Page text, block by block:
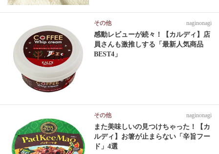
その他 naginonagi
感動レビューが続々！【カルディ】店
員さんも激推しする「最新人気商品
BEST4」
その他 naginonagi
また美味しいの見つけちゃった！【カ
ルディ】お箸が止まらない「辛旨フー
ド」4選